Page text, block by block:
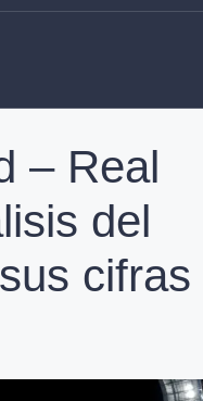
– Real
del
cifras